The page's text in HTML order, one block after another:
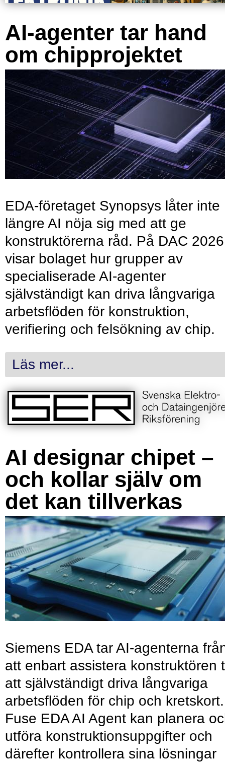
AI-agenter tar hand
om chipprojektet
EDA-företaget Synopsys låter inte
längre AI nöja sig med att ge
konstruktörerna råd. På DAC 2026
visar bolaget hur grupper av
specialiserade AI-agenter
självständigt kan driva långvariga
arbetsflöden för konstruktion,
verifiering och felsökning av chip.
Läs mer...
AI designar chipet –
och kollar själv om
det kan tillverkas
Siemens EDA tar AI-agenterna
att enbart assistera konstruktören
att självständigt driva långvariga
arbetsflöden för chip och kretskort.
Fuse EDA AI Agent kan planera
utföra konstruktionsuppgifter och
därefter kontrollera sina lösningar